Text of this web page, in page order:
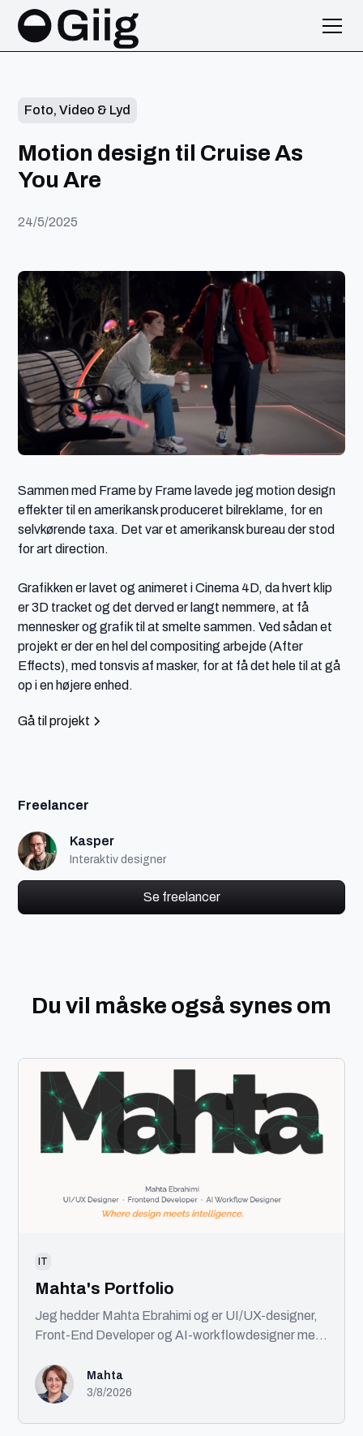
Foto, Video & Lyd
Motion design til Cruise As
You Are
24/5/2025
Freelancer
Kasper
Interaktiv designer
Se freelancer
Sammen med Frame by Frame lavede jeg motion design
effekter til en amerikansk produceret bilreklame, for en
selvkørende taxa. Det var et amerikansk bureau der stod
for art direction.
Grafikken er lavet og animeret i Cinema 4D, da hvert klip
er 3D tracket og det derved er langt nemmere, at få
mennesker og grafik til at smelte sammen. Ved sådan et
projekt er der en hel del compositing arbejde (After
Effects), med tonsvis af masker, for at få det hele til at gå
op i en højere enhed.
Gå til projekt
Du vil måske også synes om
IT
Mahta's Portfolio
Jeg hedder Mahta Ebrahimi og er UI/UX-designer,
Front-End Developer og AI-workflowdesigner med
AI for at skabe brugervenlige digitale produkter.
Med en baggrund i front-end udvikling og
Mahta
3/8/2026